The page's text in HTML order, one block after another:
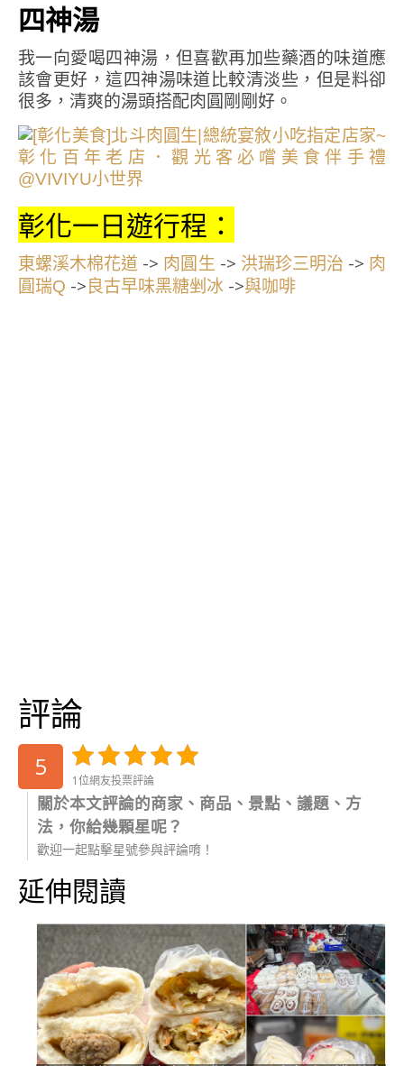
四神湯
我一向愛喝四神湯，但喜歡再加些藥酒的味道應
該會更好，這四神湯味道比較清淡些，但是料卻
很多，清爽的湯頭搭配肉圓剛剛好。
彰化一日遊行程：
東螺溪木棉花道 -> 肉圓生 -> 洪瑞珍三明治 -> 肉
圓瑞Q -> 良古早味黑糖剉冰 ->與咖啡
評論
5 1位網友投票評論
關於本文評論的商家、商品、景點、議題、方
法，你給幾顆星呢？
歡迎一起點擊星號參與評論唷！
延伸閱讀